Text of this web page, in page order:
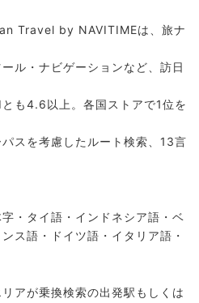
Travel by NAVITIMEは、旅ナ
ル・ナビゲーションなど、訪日
も4.6以上。各国ストアで1位を
スを考慮したルート検索、13言
・タイ語・インドネシア語・ベ
ス語・ドイツ語・イタリア語・
アが乗換検索の出発駅もしくは